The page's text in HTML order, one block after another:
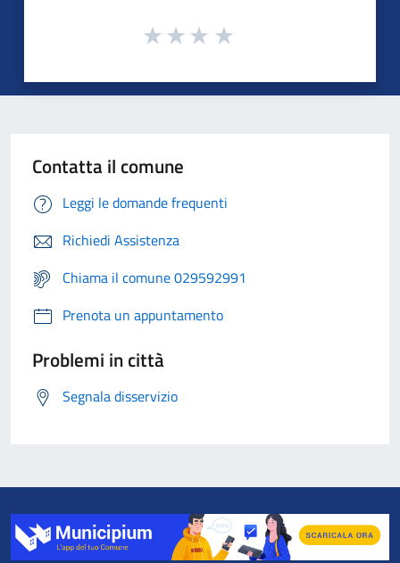
Contatta il comune
Leggi le domande frequenti
Richiedi Assistenza
Chiama il comune 029592991
Prenota un appuntamento
Problemi in città
Segnala disservizio